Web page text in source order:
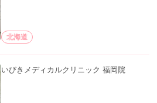
北海道
いびきメディカルクリニック 福岡院